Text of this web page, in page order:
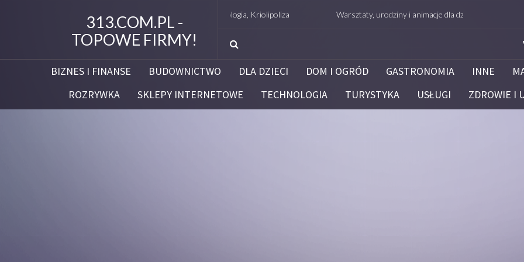
313.COM.PL -
TOPOWE FIRMY!
Studio Figura Białystok – Endermologia, Kriolipoliza Warsztaty, urodziny i animacje dla dzieci – Białystok –
BIZNES I FINANSE BUDOWNICTWO DLA DZIECI DOM I OGRÓD GASTRONOMIA INNE
ROZRYWKA
SKLEPY INTERNETOWE TECHNOLOGIA TURYSTYKA USŁUGI ZDROWIE I